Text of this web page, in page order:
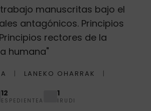
manuscritas bajo el
antagónicos. Principios
rectores de la
humana"
LANEKO OHARRAK
12
ESPEDIENTEA
1
IRUDI